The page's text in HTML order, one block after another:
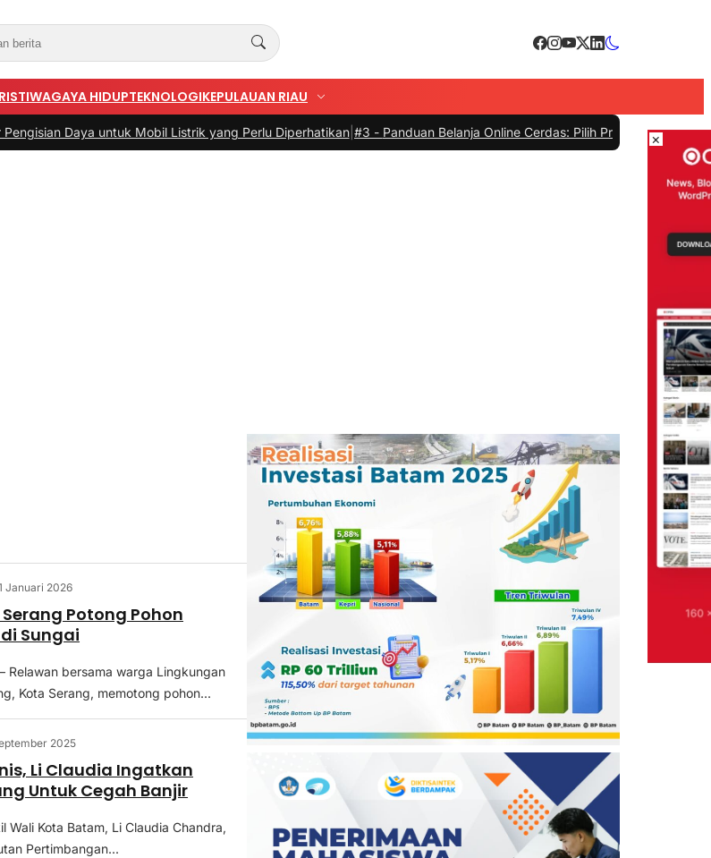
GAYA HIDUPTEKNOLOGIKEPULAUAN RIAU
untuk Mobil Listrik yang Perlu Diperhatikan|#3 -Panduan Belanja Online Cerdas: Pilih Produk dengan Bijak dan
Januari 2026
Potong Pohon
Sungai
Relawan bersama warga Lingkungan
Kota Serang, memotong pohon...
2025
Li Claudia Ingatkan
Untuk Cegah Banjir
Wali Kota Batam, Li Claudia Chandra,
Pertimbangan...
×